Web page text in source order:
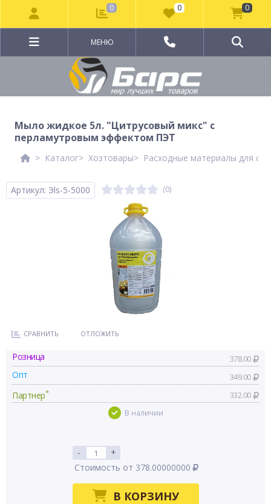
МЕНЮ
Мыло жидкое 5л. "Цитрусовый микс" с
перламутровым эффектом ПЭТ
Каталог Хозтовары Расходные материалы для
Артикул: Эls-5-5000 (0)
СРАВНИТЬ ОТЛОЖИТЬ
Розница 378.00
Опт 349.00
Партнер* 332.00
В наличии
-
+
Стоимость от 378.00000000
В КОРЗИНУ
0 0 0